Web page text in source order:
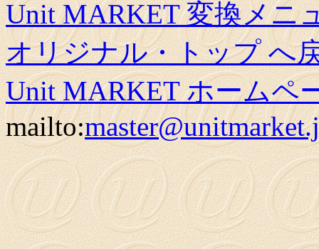
Unit MARKET 変換メニ
オリジナル・トップ へ
Unit MARKET ホームペ
mailto: